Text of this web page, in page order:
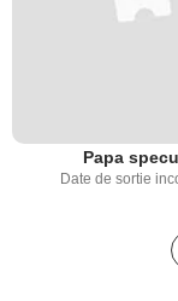
Papa
Date de sortie